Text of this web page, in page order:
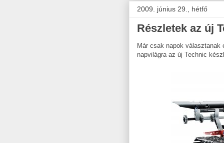
2009. június 29., hétfő
Részletek az új
Már csak napok
napvilágra az új Technic